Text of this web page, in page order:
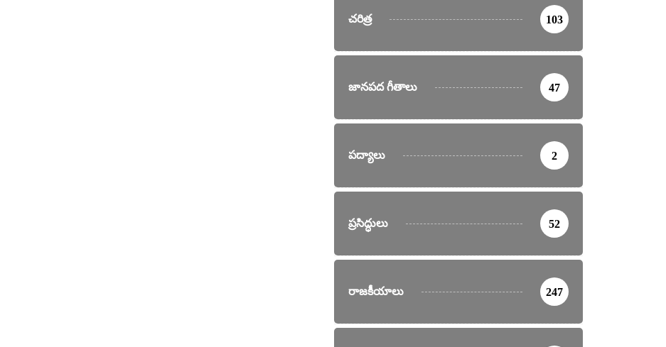
చరిత్ర 103
జానపద గీతాలు 47
పద్యాలు 2
ప్రసిద్ధులు 52
రాజకీయాలు 247